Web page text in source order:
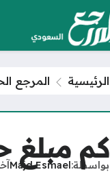
الرئيسية المرجع
كم مبلغ
بواسطة Majd Esmael